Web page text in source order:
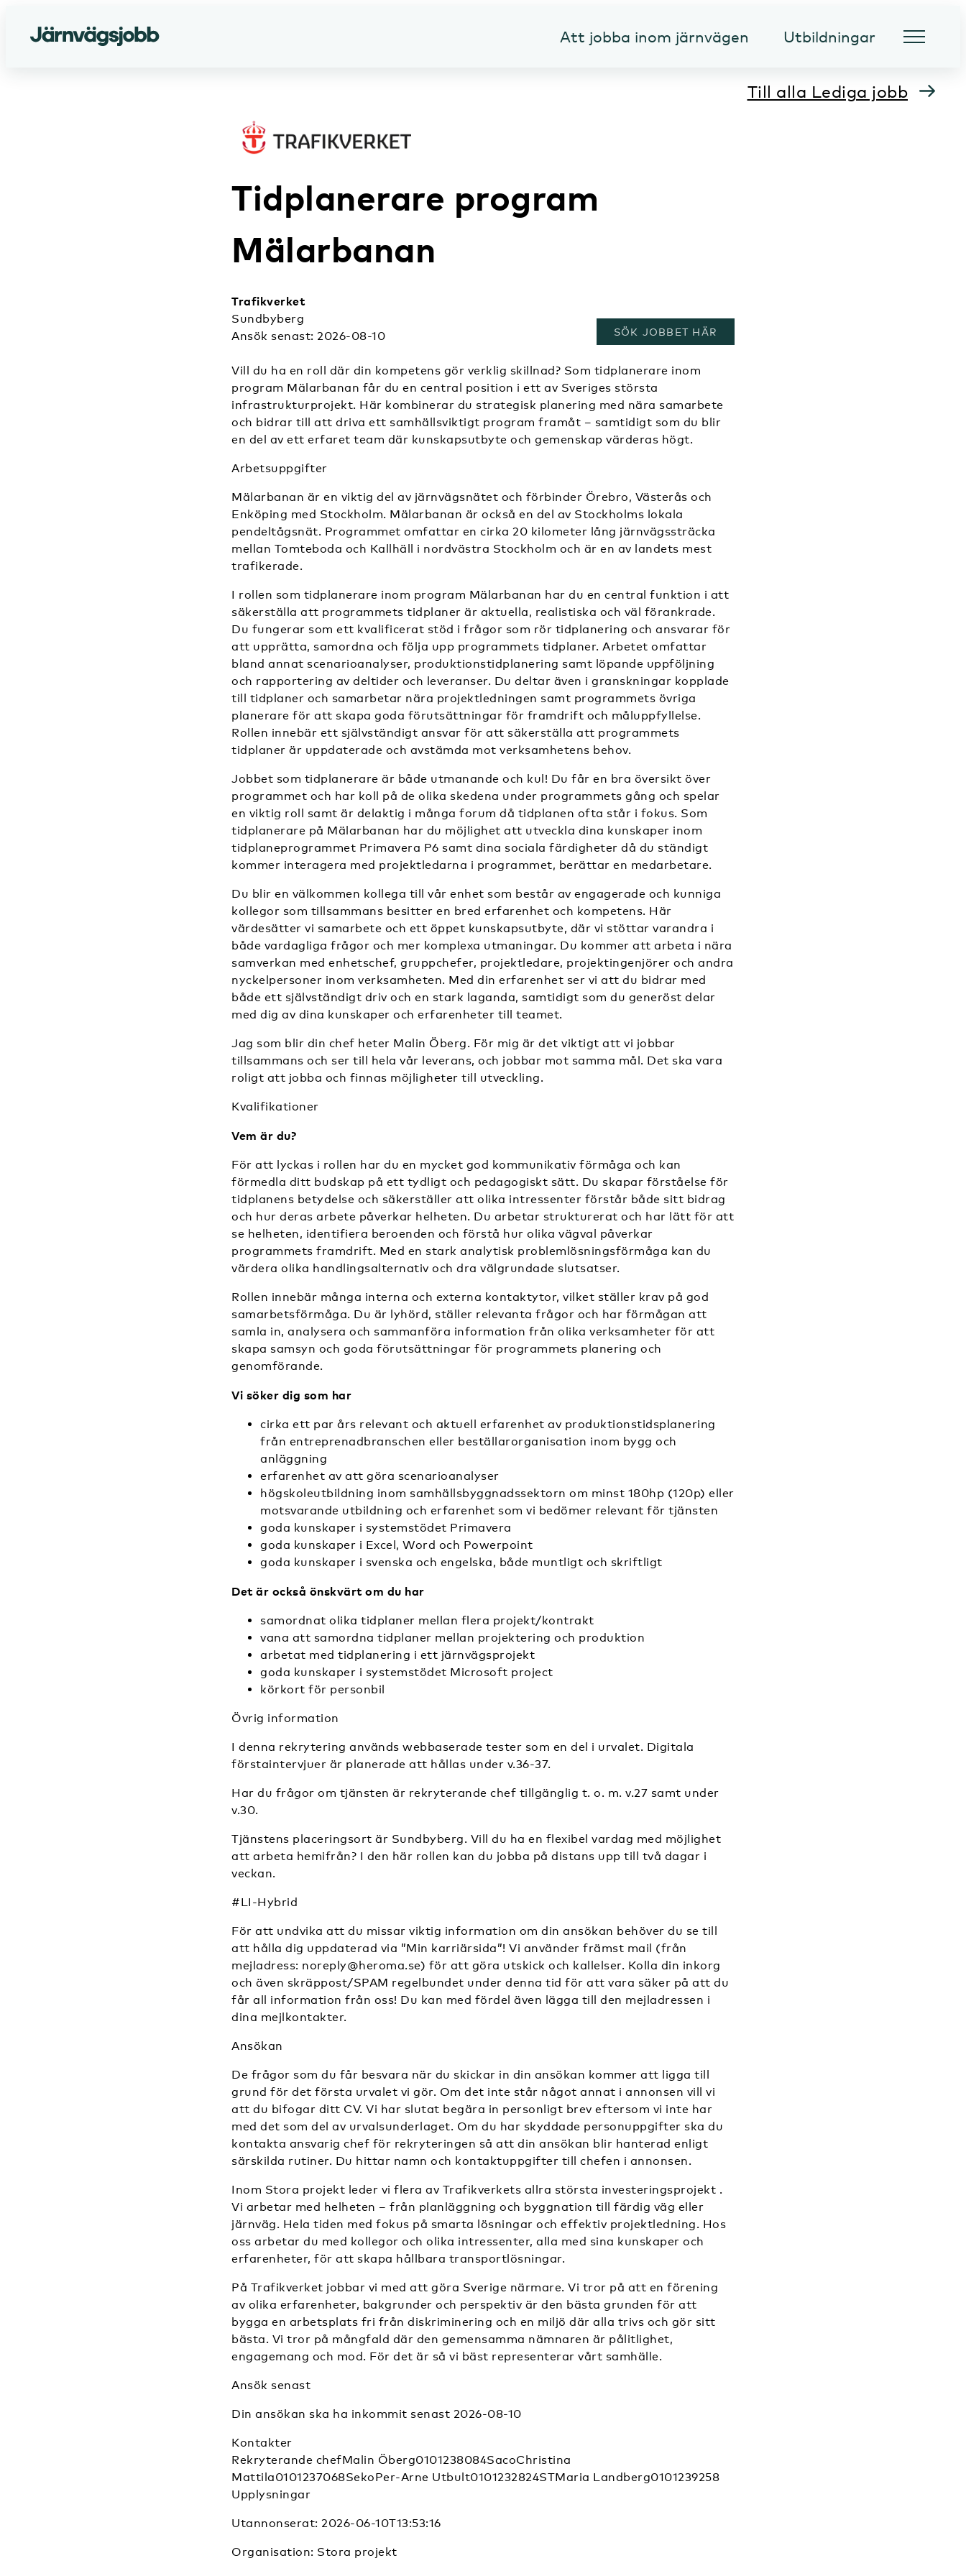
Att jobba inom järnvägen Utbildningar
Till alla Lediga jobb
Tidplanerare program
Mälarbanan
Trafikverket
Sundbyberg
Ansök senast: 2026-08-10
SÖK JOBBET HÄR
, ÖPPNAS I ETT NYTT FÖNSTER
Vill du ha en roll där din kompetens gör verklig skillnad? Som tidplanerare inom
program Mälarbanan får du en central position i ett av Sveriges största
infrastrukturprojekt. Här kombinerar du strategisk planering med nära samarbete
och bidrar till att driva ett samhällsviktigt program framåt – samtidigt som du blir
en del av ett erfaret team där kunskapsutbyte och gemenskap värderas högt.
Arbetsuppgifter
Mälarbanan är en viktig del av järnvägsnätet och förbinder Örebro, Västerås och
Enköping med Stockholm. Mälarbanan är också en del av Stockholms lokala
pendeltågsnät. Programmet omfattar en cirka 20 kilometer lång järnvägssträcka
mellan Tomteboda och Kallhäll i nordvästra Stockholm och är en av landets mest
trafikerade.
I rollen som tidplanerare inom program Mälarbanan har du en central funktion i att
säkerställa att programmets tidplaner är aktuella, realistiska och väl förankrade.
Du fungerar som ett kvalificerat stöd i frågor som rör tidplanering och ansvarar för
att upprätta, samordna och följa upp programmets tidplaner. Arbetet omfattar
bland annat scenarioanalyser, produktionstidplanering samt löpande uppföljning
och rapportering av deltider och leveranser. Du deltar även i granskningar kopplade
till tidplaner och samarbetar nära projektledningen samt programmets övriga
planerare för att skapa goda förutsättningar för framdrift och måluppfyllelse.
Rollen innebär ett självständigt ansvar för att säkerställa att programmets
tidplaner är uppdaterade och avstämda mot verksamhetens behov.
Jobbet som tidplanerare är både utmanande och kul! Du får en bra översikt över
programmet och har koll på de olika skedena under programmets gång och spelar
en viktig roll samt är delaktig i många forum då tidplanen ofta står i fokus. Som
tidplanerare på Mälarbanan har du möjlighet att utveckla dina kunskaper inom
tidplaneprogrammet Primavera P6 samt dina sociala färdigheter då du ständigt
kommer interagera med projektledarna i programmet, berättar en medarbetare.
Du blir en välkommen kollega till vår enhet som består av engagerade och kunniga
kollegor som tillsammans besitter en bred erfarenhet och kompetens. Här
värdesätter vi samarbete och ett öppet kunskapsutbyte, där vi stöttar varandra i
både vardagliga frågor och mer komplexa utmaningar. Du kommer att arbeta i nära
samverkan med enhetschef, gruppchefer, projektledare, projektingenjörer och andra
nyckelpersoner inom verksamheten. Med din erfarenhet ser vi att du bidrar med
både ett självständigt driv och en stark laganda, samtidigt som du generöst delar
med dig av dina kunskaper och erfarenheter till teamet.
Jag som blir din chef heter Malin Öberg. För mig är det viktigt att vi jobbar
tillsammans och ser till hela vår leverans, och jobbar mot samma mål. Det ska vara
roligt att jobba och finnas möjligheter till utveckling.
Kvalifikationer
Vem är du?
För att lyckas i rollen har du en mycket god kommunikativ förmåga och kan
förmedla ditt budskap på ett tydligt och pedagogiskt sätt. Du skapar förståelse för
tidplanens betydelse och säkerställer att olika intressenter förstår både sitt bidrag
och hur deras arbete påverkar helheten. Du arbetar strukturerat och har lätt för att
se helheten, identifiera beroenden och förstå hur olika vägval påverkar
programmets framdrift. Med en stark analytisk problemlösningsförmåga kan du
värdera olika handlingsalternativ och dra välgrundade slutsatser.
Rollen innebär många interna och externa kontaktytor, vilket ställer krav på god
samarbetsförmåga. Du är lyhörd, ställer relevanta frågor och har förmågan att
samla in, analysera och sammanföra information från olika verksamheter för att
skapa samsyn och goda förutsättningar för programmets planering och
genomförande.
Vi söker dig som har
cirka ett par års relevant och aktuell erfarenhet av produktionstidsplanering
från entreprenadbranschen eller beställarorganisation inom bygg och
anläggning
erfarenhet av att göra scenarioanalyser
högskoleutbildning inom samhällsbyggnadssektorn om minst 180hp (120p) eller
motsvarande utbildning och erfarenhet som vi bedömer relevant för tjänsten
goda kunskaper i systemstödet Primavera
goda kunskaper i Excel, Word och Powerpoint
goda kunskaper i svenska och engelska, både muntligt och skriftligt
Det är också önskvärt om du har
samordnat olika tidplaner mellan flera projekt/kontrakt
vana att samordna tidplaner mellan projektering och produktion
arbetat med tidplanering i ett järnvägsprojekt
goda kunskaper i systemstödet Microsoft project
körkort för personbil
Övrig information
I denna rekrytering används webbaserade tester som en del i urvalet. Digitala
förstaintervjuer är planerade att hållas under v.36-37.
Har du frågor om tjänsten är rekryterande chef tillgänglig t. o. m. v.27 samt under
v.30.
Tjänstens placeringsort är Sundbyberg. Vill du ha en flexibel vardag med möjlighet
att arbeta hemifrån? I den här rollen kan du jobba på distans upp till två dagar i
veckan.
#LI-Hybrid
För att undvika att du missar viktig information om din ansökan behöver du se till
att hålla dig uppdaterad via ”Min karriärsida”! Vi använder främst mail (från
mejladress: noreply@heroma.se) för att göra utskick och kallelser. Kolla din inkorg
och även skräppost/SPAM regelbundet under denna tid för att vara säker på att du
får all information från oss! Du kan med fördel även lägga till den mejladressen i
dina mejlkontakter.
Ansökan
De frågor som du får besvara när du skickar in din ansökan kommer att ligga till
grund för det första urvalet vi gör. Om det inte står något annat i annonsen vill vi
att du bifogar ditt CV. Vi har slutat begära in personligt brev eftersom vi inte har
med det som del av urvalsunderlaget. Om du har skyddade personuppgifter ska du
kontakta ansvarig chef för rekryteringen så att din ansökan blir hanterad enligt
särskilda rutiner. Du hittar namn och kontaktuppgifter till chefen i annonsen.
Inom Stora projekt leder vi flera av Trafikverkets allra största investeringsprojekt .
Vi arbetar med helheten – från planläggning och byggnation till färdig väg eller
järnväg. Hela tiden med fokus på smarta lösningar och effektiv projektledning. Hos
oss arbetar du med kollegor och olika intressenter, alla med sina kunskaper och
erfarenheter, för att skapa hållbara transportlösningar.
På Trafikverket jobbar vi med att göra Sverige närmare. Vi tror på att en förening
av olika erfarenheter, bakgrunder och perspektiv är den bästa grunden för att
bygga en arbetsplats fri från diskriminering och en miljö där alla trivs och gör sitt
bästa. Vi tror på mångfald där den gemensamma nämnaren är pålitlighet,
engagemang och mod. För det är så vi bäst representerar vårt samhälle.
Ansök senast
Din ansökan ska ha inkommit senast 2026-08-10
Kontakter
Rekryterande chefMalin Öberg0101238084SacoChristina
Mattila0101237068SekoPer-Arne Utbult0101232824STMaria Landberg0101239258
Upplysningar
Utannonserat: 2026-06-10T13:53:16
Organisation: Stora projekt